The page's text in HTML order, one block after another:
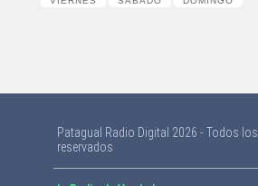
Patagual Radio Digital 2026 - Todos
reservados